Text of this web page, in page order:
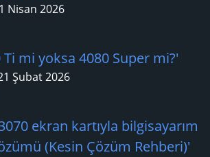
Nisan 2026
Ti mi yoksa 4080 Super mi?'
Şubat 2026
ekran kartıyla bilgisayarım
(Kesin Çözüm Rehberi)'